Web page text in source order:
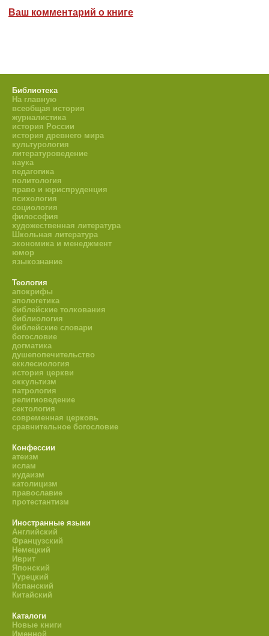
Ваш комментарий о книге
Библиотека
На главную
всеобщая история
журналистика
история России
история древнего мира
культурология
литературоведение
наука
педагогика
политология
право и юриспруденция
психология
социология
философия
художественная литература
Школьная литература
экономика и менеджмент
юмор
языкознание
Теология
апокрифы
апологетика
библейские толкования
библиология
библейские словари
богословие
догматика
душепопечительство
екклесиология
история церкви
оккультизм
патрология
религиоведение
сектология
современная церковь
сравнительное богословие
Конфессии
атеизм
ислам
иудаизм
католицизм
православие
протестантизм
Иностранные языки
Английский
Французский
Немецкий
Иврит
Японский
Турецкий
Испанский
Китайский
Каталоги
Новые книги
Именной